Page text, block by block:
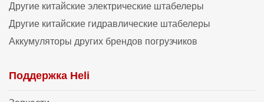
Другие китайские электрические штабелеры
Другие китайские гидравлические штабелеры
Аккумуляторы других брендов погрузчиков
Поддержка Heli